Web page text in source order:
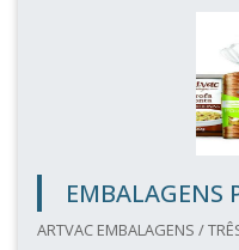
EMBALAGENS
ARTVAC EMBALAGENS /